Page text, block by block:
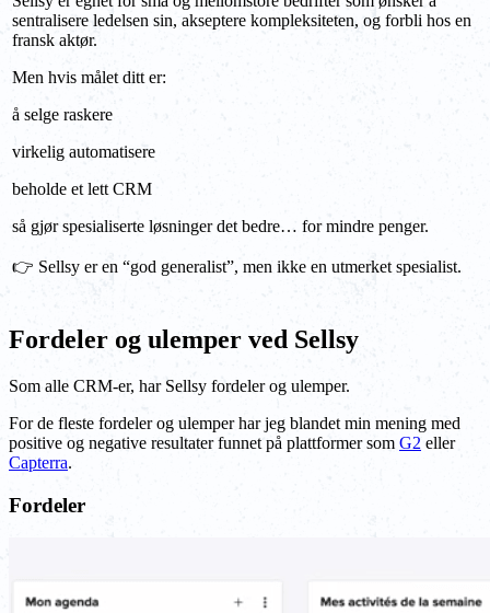
sentralisere ledelsen sin, akseptere kompleksiteten, og forbli hos en
fransk aktør.
Men hvis målet ditt er:
å selge raskere
virkelig automatisere
beholde et lett CRM
så gjør spesialiserte løsninger det bedre… for mindre penger.
👉 Sellsy er en “god generalist”, men ikke en utmerket spesialist.
Fordeler og ulemper ved Sellsy
Som alle CRM-er, har Sellsy fordeler og ulemper.
For de fleste fordeler og ulemper har jeg blandet min mening med
positive og negative resultater funnet på plattformer som G2 eller
Capterra.
Fordeler